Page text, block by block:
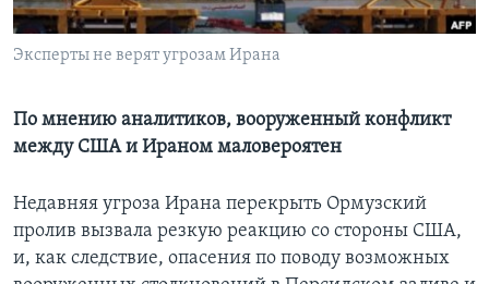
Learning English
Языки
Эксперты не верят угрозам Ирана
По мнению аналитиков, вооруженный конфликт
между США и Ираном маловероятен
Недавняя угроза Ирана перекрыть Ормузский
пролив вызвала резкую реакцию со стороны США,
и, как следствие, опасения по поводу возможных